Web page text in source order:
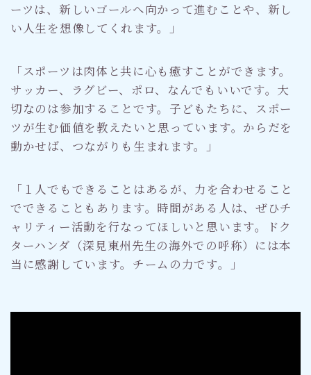
ーツは、新しいゴールへ向かって進むことや、新し
い人生を想像してくれます。」
「スポーツは肉体と共に心も癒すことができます。
サッカー、ラグビー、ポロ、なんでもいいです。大
切なのは参加することです。子どもたちに、スポー
ツが生む価値を教えたいと思っています。からだを
動かせば、つながりも生まれます。」
「１人でもできることはあるが、力を合わせること
でできることもあります。時間がある人は、ぜひチ
ャリティー活動を行なってほしいと思います。ドク
ターハンダ（深見東州先生の海外での呼称）には本
当に感謝しています。チームの力です。」